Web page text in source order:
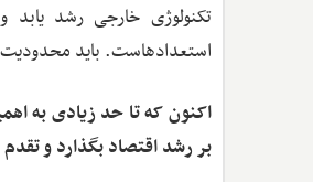
تکنولوژی خارجی رشد
استعدادهاست. باید
اکنون که تا حد زیادی به
بر رشد اقتصاد بگذارد و